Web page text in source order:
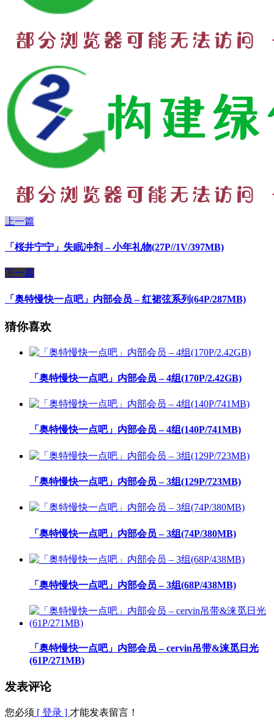
上一篇
「桜井宁宁」失眠冲剂 – 小年礼物(27P//1V/397MB)
下一篇
「奥特慢快一点吧」内部会员 – 红裙弦系列(64P/287MB)
猜你喜欢
「奥特慢快一点吧」内部会员 – 4组(170P/2.42GB)
「奥特慢快一点吧」内部会员 – 4组(140P/741MB)
「奥特慢快一点吧」内部会员 – 3组(129P/723MB)
「奥特慢快一点吧」内部会员 – 3组(74P/380MB)
「奥特慢快一点吧」内部会员 – 3组(68P/438MB)
「奥特慢快一点吧」内部会员 – cervin吊带&涞觅日光
(61P/271MB)
发表评论
您必须 [ 登录 ] 才能发表留言！